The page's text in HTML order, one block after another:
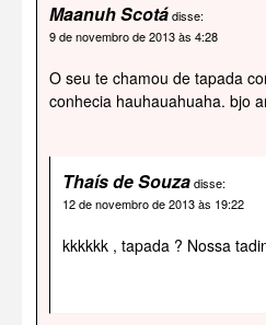
Maanuh Scotádisse:
9 de novembro de 2013 às 4:28
O seu te chamou de tapada
conhecia hauhauahuaha. bjo
Thaís de Souzadisse:
12 de novembro de 2013 às 19:22
kkkkkk , tapada ? Nossa